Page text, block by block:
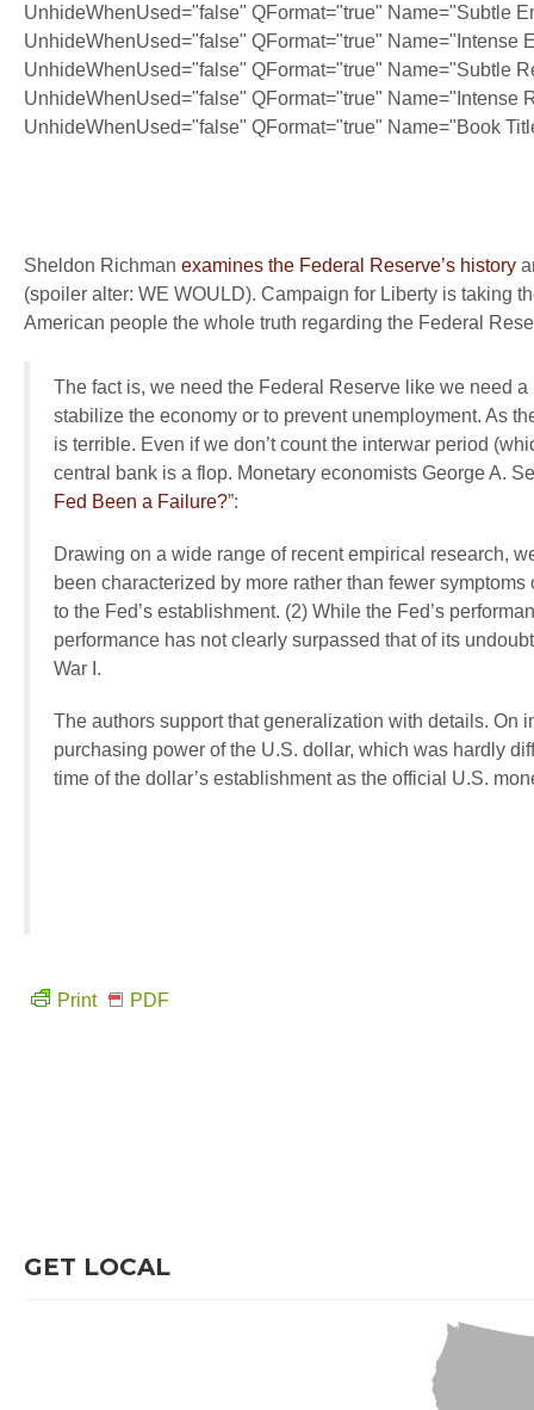
UnhideWhenUsed="false" QFormat="true" Name="Subtle
UnhideWhenUsed="false" QFormat="true" Name="Intense
UnhideWhenUsed="false" QFormat="true" Name="Subtle
UnhideWhenUsed="false" QFormat="true" Name="Intense
UnhideWhenUsed="false" QFormat="true" Name="Book
Sheldon Richman examines the Federal Reserve’s history
(spoiler alter: WE WOULD). Campaign for Liberty is taking
American people the whole truth regarding the Federal
The fact is, we need the Federal Reserve like we need
stabilize the economy or to prevent unemployment. As
is terrible. Even if we don’t count the interwar period
central bank is a flop. Monetary economists George A.
Fed Been a Failure?”:
Drawing on a wide range of recent empirical research,
been characterized by more rather than fewer
to the Fed’s establishment. (2) While the Fed’s
performance has not clearly surpassed that of its
War I.
The authors support that generalization with details. On
purchasing power of the U.S. dollar, which was hardly
time of the dollar’s establishment as the official U.S.
Print PDF
GET LOCAL